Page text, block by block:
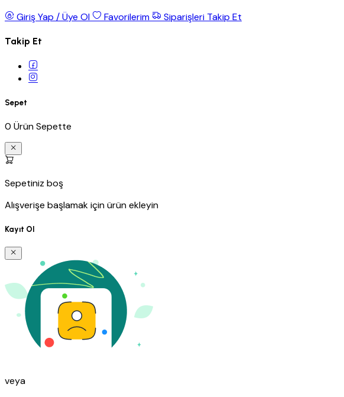
Giriş Yap / Üye Ol Favorilerim Siparişleri Takip Et
Takip Et
Sepet
0 Ürün Sepette
Sepetiniz boş
Alışverişe başlamak için ürün ekleyin
Kayıt Ol
veya